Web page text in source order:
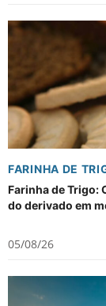
FARINHA DE
Farinha de Trigo:
do derivado em
05/08/26